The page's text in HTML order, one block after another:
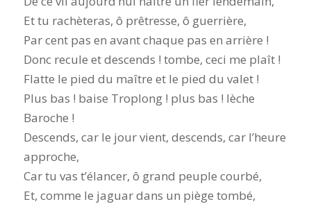
Et tu rachèteras, ô prêtresse, ô guerrière,
Par cent pas en avant chaque pas en arrière !
Donc recule et descends ! tombe, ceci me plaît !
Flatte le pied du maître et le pied du valet !
Plus bas ! baise Troplong ! plus bas ! lèche
Baroche !
Descends, car le jour vient, descends, car l’heure
approche,
Car tu vas t’élancer, ô grand peuple courbé,
Et, comme le jaguar dans un piège tombé,